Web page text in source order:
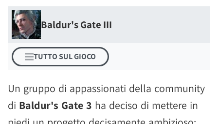
Baldur's Gate III
TUTTO SUL GIOCO
Un gruppo di appassionati della community
di Baldur's Gate 3 ha deciso di mettere in